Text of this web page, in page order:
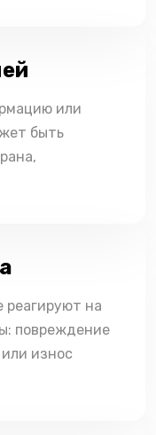
или
быть
реагируют на
повреждение
износ